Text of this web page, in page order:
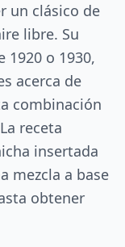
un clásico de
libre. Su
1920 o 1930,
acerca de
combinación
receta
insertada
mezcla a base
obtener